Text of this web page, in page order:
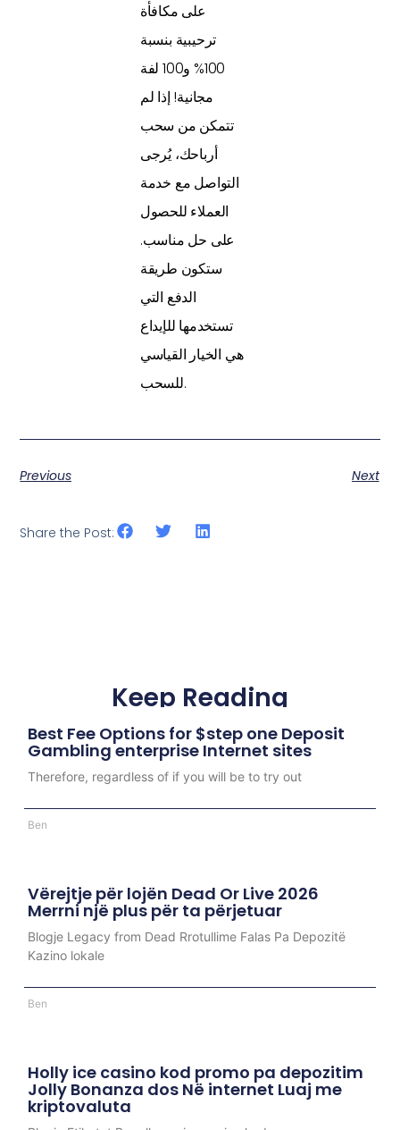
على مكافأة
ترحيبية بنسبة
100% و100 لفة
مجانية! إذا لم
تتمكن من سحب
أرباحك، يُرجى
التواصل مع خدمة
العملاء للحصول
على حل مناسب.
ستكون طريقة
الدفع التي
تستخدمها للإيداع
هي الخيار القياسي
للسحب.
Previous Next
Share the Post:
Keep Reading
Best Fee Options for $step one Deposit
Gambling enterprise Internet sites
Therefore, regardless of if you will be to try out
Ben
Vërejtje për lojën Dead Or Live 2026
Merrni një plus për ta përjetuar
Blogje Legacy from Dead Rrotullime Falas Pa Depozitë
Kazino lokale
Ben
Holly ice casino kod promo pa depozitim
Jolly Bonanza dos Në internet Luaj me
kriptovaluta